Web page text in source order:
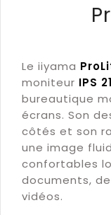
Le iiyama
moniteur IPS
bureautique
écrans. Son
côtés et son
une image
confortables
documents,
vidéos.